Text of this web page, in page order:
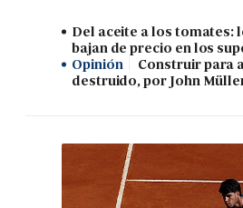
Del aceite a los tomates:
bajan de precio en los
Opinión
Construir para
destruido, por John